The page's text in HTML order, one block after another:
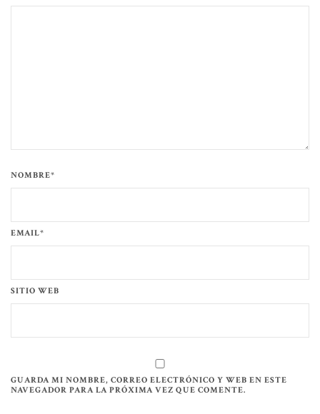
NOMBRE*
EMAIL*
SITIO WEB
GUARDA MI NOMBRE, CORREO ELECTRÓNICO Y WEB EN ESTE
NAVEGADOR PARA LA PRÓXIMA VEZ QUE COMENTE.